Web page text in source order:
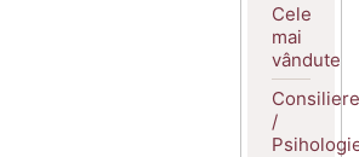
Cele
mai
vândute
Consiliere
/